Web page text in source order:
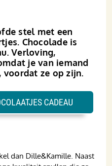
stel met een
Chocolade is
Verloving,
je van iemand
voordat ze op zijn.
dan Dille&Kamille. Naast
CADEAU